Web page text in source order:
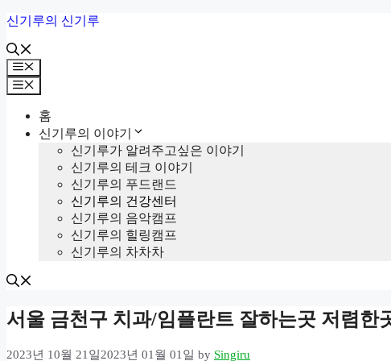
Skip
content
신기루의 신기루
Menu
Menu
홈
신기루의 이야기
신기루가 알려주고싶은 이야기
신기루의 테크 이야기
신기루의 푸드랜드
신기루의 건강센터
신기루의 음악캠프
신기루의 힐링캠프
신기루의 차차차
서울 금천구 치과/임플란트 잘하는곳 저렴한
2023년 10월 21일2023년 01월 01일 by Singiru